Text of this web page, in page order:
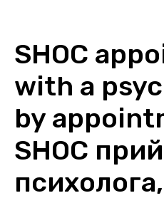
SHOC
with a
by
SHOC